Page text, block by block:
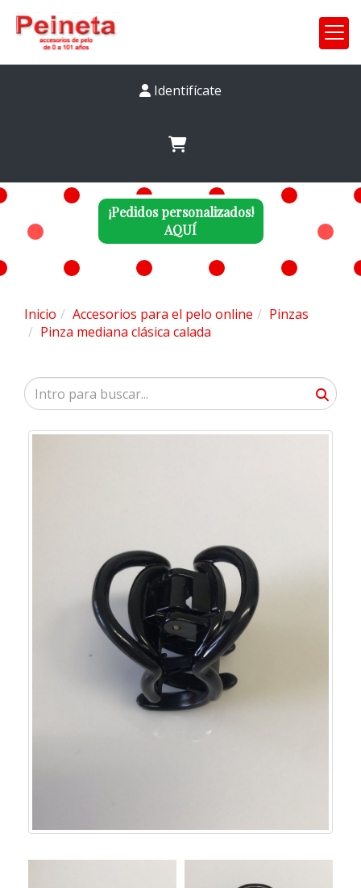
Identifícate
¡Pedidos personalizados!
AQUÍ
Inicio Accesorios para el pelo online
Pinzas
Pinza mediana clásica calada